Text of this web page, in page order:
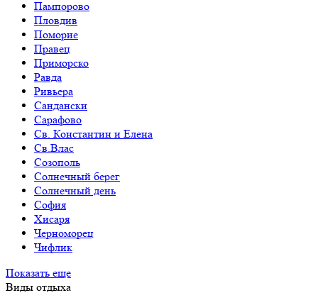
Пампорово
Пловдив
Поморие
Правец
Приморско
Равда
Ривьера
Сандански
Сарафово
Св. Константин и Елена
Св.Влас
Созополь
Солнечный берег
Солнечный день
София
Хисаря
Черноморец
Чифлик
Показать еще
Виды отдыха